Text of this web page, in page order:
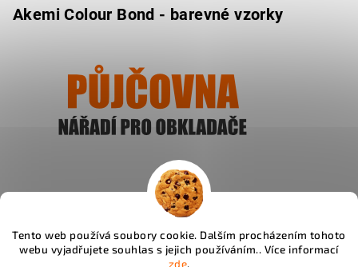
Tento web používá soubory cookie. Dalším procházením tohoto
webu vyjadřujete souhlas s jejich používáním.. Více informací
zde.
Akemi Colour Bond - barevné vzorky
Ukázat
Instagram